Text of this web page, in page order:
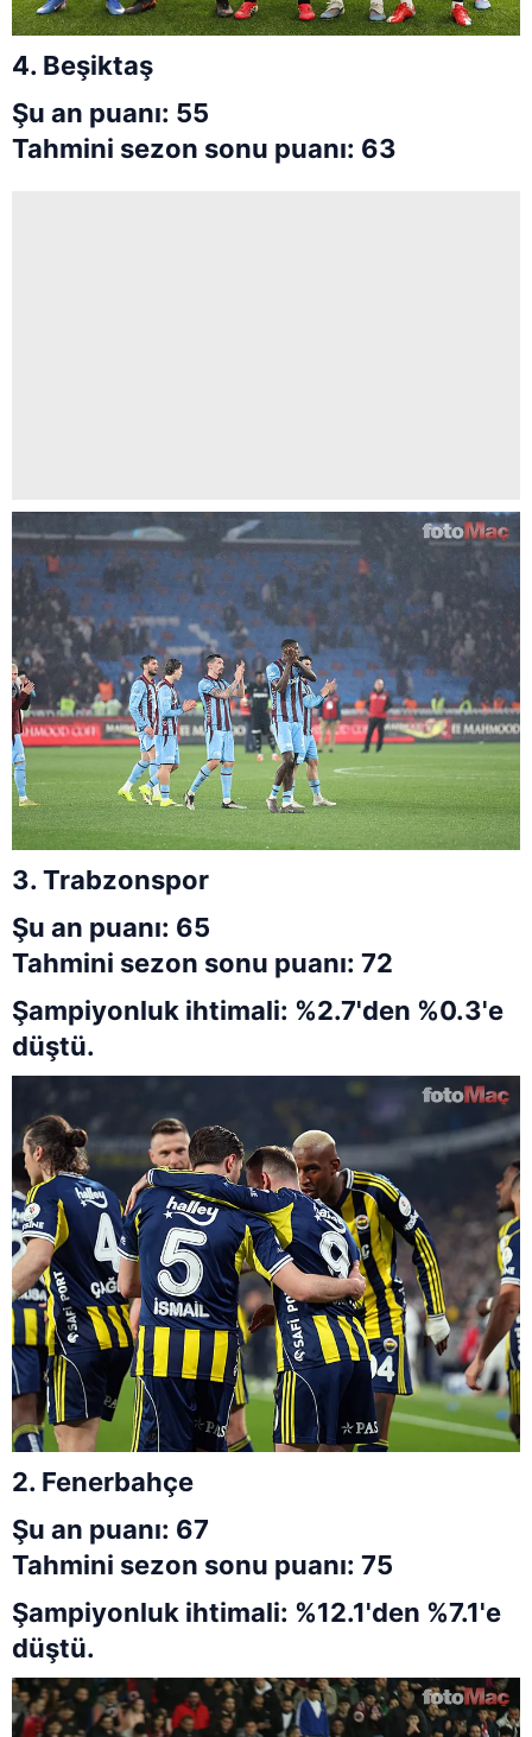
4. Beşiktaş
Şu an puanı: 55
Tahmini sezon sonu puanı: 63
3. Trabzonspor
Şu an puanı: 65
Tahmini sezon sonu puanı: 72
Şampiyonluk ihtimali: %2.7'den %0.3'e
düştü.
2. Fenerbahçe
Şu an puanı: 67
Tahmini sezon sonu puanı: 75
Şampiyonluk ihtimali: %12.1'den %7.1'e
düştü.